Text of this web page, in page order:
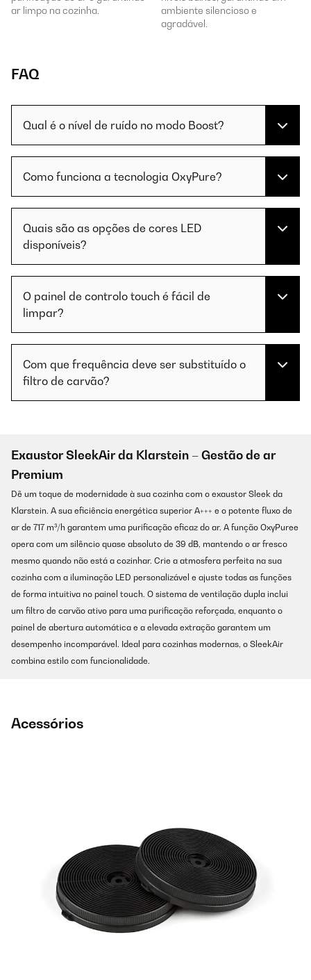
ar limpo na cozinha.
ambiente silencioso e
agradável.
FAQ
Qual é o nível de ruído no modo Boost?
Como funciona a tecnologia OxyPure?
Quais são as opções de cores LED
disponíveis?
O painel de controlo touch é fácil de
limpar?
Com que frequência deve ser substituído o
filtro de carvão?
Exaustor SleekAir da Klarstein – Gestão de ar
Premium
Dê um toque de modernidade à sua cozinha com o exaustor Sleek da
Klarstein. A sua eficiência energética superior A+++ e o potente fluxo de
ar de 717 m³/h garantem uma purificação eficaz do ar. A função OxyPuree
opera com um silêncio quase absoluto de 39 dB, mantendo o ar fresco
mesmo quando não está a cozinhar. Crie a atmosfera perfeita na sua
cozinha com a iluminação LED personalizável e ajuste todas as funções
de forma intuitiva no painel touch. O sistema de ventilação dupla inclui
um filtro de carvão ativo para uma purificação reforçada, enquanto o
painel de abertura automática e a elevada extração garantem um
desempenho incomparável. Ideal para cozinhas modernas, o SleekAir
combina estilo com funcionalidade.
Acessórios